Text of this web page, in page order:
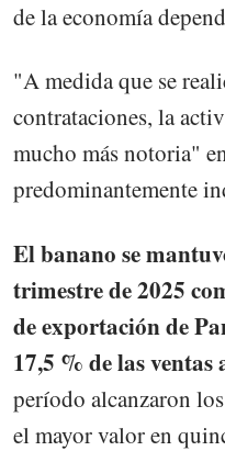
de la economía
"A medida que se
contrataciones, la
mucho más notoria"
predominantemente
El banano se
trimestre de 2025
de exportación de
17,5 % de las
período alcanzaron
el mayor valor en